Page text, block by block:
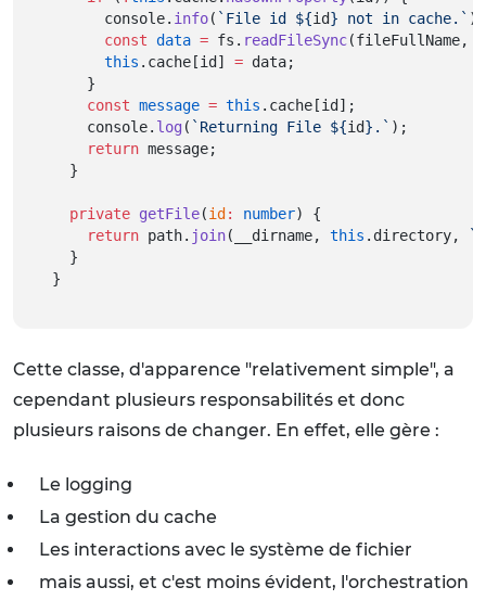
      console.
info( `File id ${id} not in cache.` );
const data = fs. readFileSync(fileFullName,
this .cache[id] = data;
    }
const message = this .cache[id];
    console.
log ( `Returning File ${id}.` );
return message;
  }
private getFile(id : number) {
return path. join(__dirname, this .directory,
  }
}
Cette classe, d'apparence "relativement simple", a
cependant plusieurs responsabilités et donc
plusieurs raisons de changer. En effet, elle gère :
Le logging
La gestion du cache
Les interactions avec le système de fichier
mais aussi, et c'est moins évident, l'orchestration